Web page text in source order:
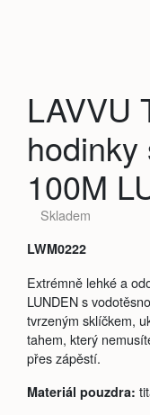
LAVVU
100M
Skladem
LWM0222
Extrémně lehké a
LUNDEN s
tvrzeným sklíčkem,
tahem, který
přes zápěstí.
Materiál pouzdra: